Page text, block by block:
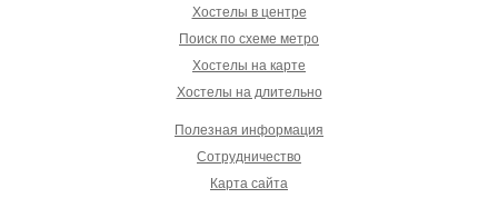
Хостелы в центре
Поиск по схеме метро
Хостелы на карте
Хостелы на длительно
Полезная информация
Сотрудничество
Карта сайта